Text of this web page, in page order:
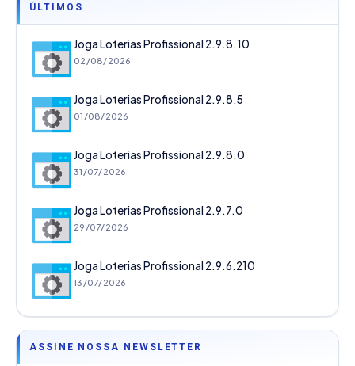
ÚLTIMOS
Joga Loterias Profissional 2.9.8.10
02/08/2026
Joga Loterias Profissional 2.9.8.5
01/08/2026
Joga Loterias Profissional 2.9.8.0
31/07/2026
Joga Loterias Profissional 2.9.7.0
29/07/2026
Joga Loterias Profissional 2.9.6.210
13/07/2026
ASSINE NOSSA NEWSLETTER